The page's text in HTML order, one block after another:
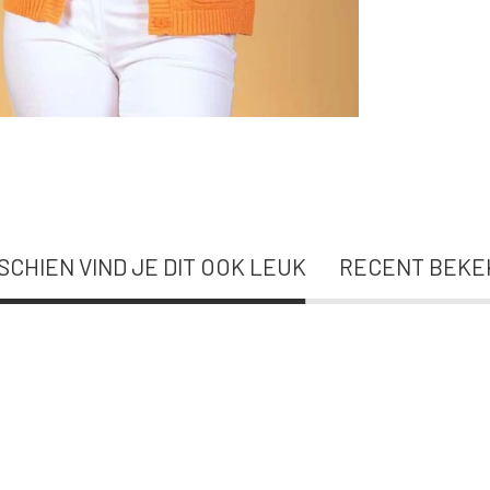
VIND JE DIT OOK LEUK RECENT